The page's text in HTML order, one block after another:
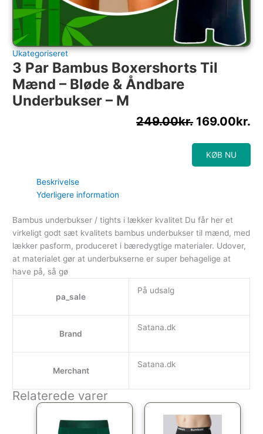
Ukategoriseret
3 Par Bambus Boxershorts Til
Mænd – Bløde & Åndbare
Underbukser – M
249.00kr. 169.00kr.
KØB NU
Beskrivelse
Yderligere information
Bambus underbukser / tights i lækker kvalitet Du får her et
virkeligt godt sæt kvalitets bambus underbukser til mænd, med
lækker pasform, produceret i bæredygtige materialer. Udover,
at materialet gør at underbukserne er super behagelige at
have på, så gø
pa_sale
På udsalg
Brand
Satana.dk
Merchant
Satana.dk
Relaterede varer